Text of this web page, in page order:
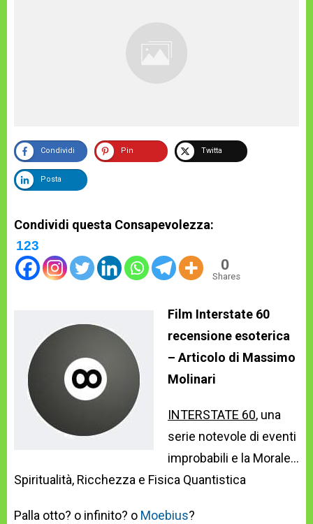
Condividi Pin Twitta
Posta
Condividi questa Consapevolezza:
123
0
Shares
Film Interstate 60
recensione esoterica
– Articolo di Massimo
Molinari
INTERSTATE 60, una
serie notevole di eventi
improbabili e la Morale…
Spiritualità, Ricchezza e Fisica Quantistica
Palla otto? o infinito? o Moebius?